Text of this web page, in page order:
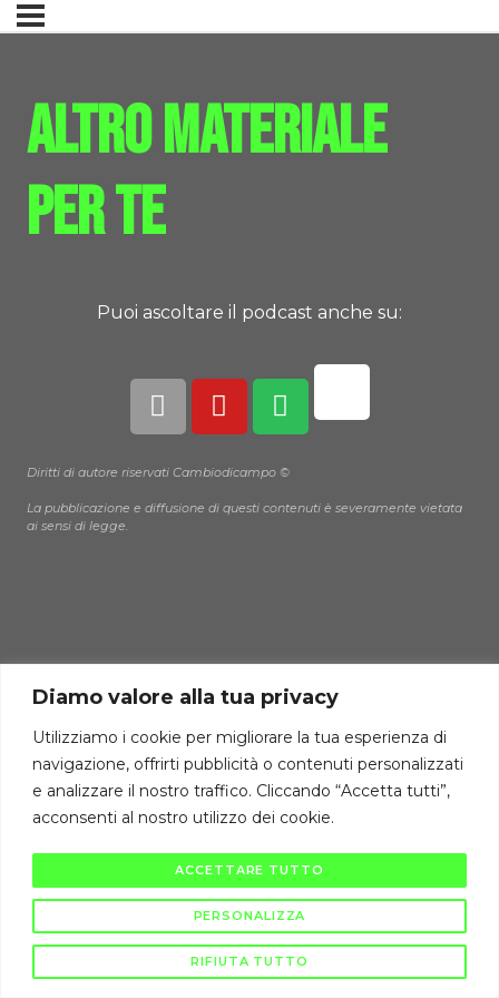
Diamo valore alla tua privacy
Utilizziamo i cookie per migliorare la tua esperienza di
navigazione, offrirti pubblicità o contenuti personalizzati
e analizzare il nostro traffico. Cliccando “Accetta tutti”,
acconsenti al nostro utilizzo dei cookie.
PERSONALIZZA
RIFIUTA TUTTO
ACCETTARE TUTTO
Altro materiale
per te
Puoi ascoltare il podcast anche su:
Diritti di autore riservati Cambiodicampo ©
La pubblicazione e diffusione di questi contenuti è severamente vietata
ai sensi di legge.